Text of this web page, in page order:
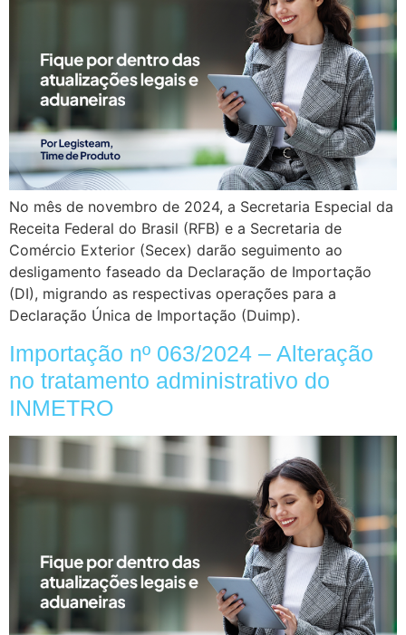
No mês de novembro de 2024, a Secretaria Especial da
Receita Federal do Brasil (RFB) e a Secretaria de
Comércio Exterior (Secex) darão seguimento ao
desligamento faseado da Declaração de Importação
(DI), migrando as respectivas operações para a
Declaração Única de Importação (Duimp).
Importação nº 063/2024 – Alteração
no tratamento administrativo do
INMETRO